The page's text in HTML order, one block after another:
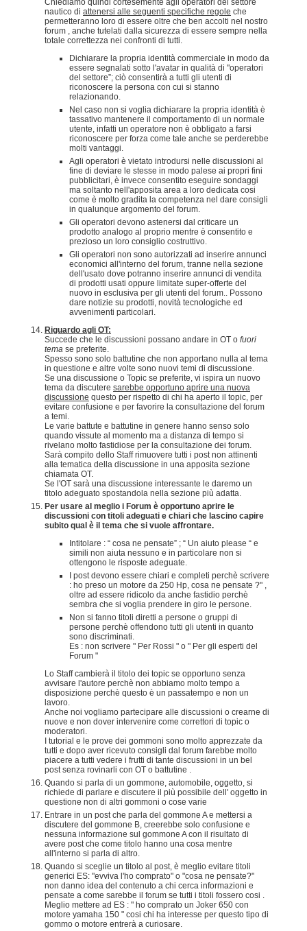
nautico di attenersi alle seguenti specifiche regole che
permetteranno loro di essere oltre che ben accolti nel nostro
forum , anche tutelati dalla sicurezza di essere sempre nella
totale correttezza nei confronti di tutti.
Dichiarare la propria identità commerciale in modo da
essere segnalati sotto l'avatar in qualità di "operatori
del settore”; ciò consentirà a tutti gli utenti di
riconoscere la persona con cui si stanno
relazionando.
Nel caso non si voglia dichiarare la propria identità è
tassativo mantenere il comportamento di un normale
utente, infatti un operatore non è obbligato a farsi
riconoscere per forza come tale anche se perderebbe
molti vantaggi.
Agli operatori è vietato introdursi nelle discussioni al
fine di deviare le stesse in modo palese ai propri fini
pubblicitari, è invece consentito eseguire sondaggi
ma soltanto nell'apposita area a loro dedicata cosi
come è molto gradita la competenza nel dare consigli
in qualunque argomento del forum.
Gli operatori devono astenersi dal criticare un
prodotto analogo al proprio mentre è consentito e
prezioso un loro consiglio costruttivo.
Gli operatori non sono autorizzati ad inserire annunci
economici all'interno del forum, tranne nella sezione
dell'usato dove potranno inserire annunci di vendita
di prodotti usati oppure limitate super-offerte del
nuovo in esclusiva per gli utenti del forum.. Possono
dare notizie su prodotti, novità tecnologiche ed
avvenimenti particolari.
Riguardo agli OT:
Succede che le discussioni possano andare in OT o fuori
tema se preferite.
Spesso sono solo battutine che non apportano nulla al tema
in questione e altre volte sono nuovi temi di discussione.
Se una discussione o Topic se preferite, vi ispira un nuovo
tema da discutere sarebbe opportuno aprire una nuova
discussione questo per rispetto di chi ha aperto il topic, per
evitare confusione e per favorire la consultazione del forum
a temi.
Le varie battute e battutine in genere hanno senso solo
quando vissute al momento ma a distanza di tempo si
rivelano molto fastidiose per la consultazione dei forum.
Sarà compito dello Staff rimuovere tutti i post non attinenti
alla tematica della discussione in una apposita sezione
chiamata OT.
Se l'OT sarà una discussione interessante le daremo un
titolo adeguato spostandola nella sezione più adatta.
Per usare al meglio i Forum è opportuno aprire le
discussioni con titoli adeguati e chiari che lascino capire
subito qual è il tema che si vuole affrontare.
Intitolare : “ cosa ne pensate” ; “ Un aiuto please “ e
simili non aiuta nessuno e in particolare non si
ottengono le risposte adeguate.
I post devono essere chiari e completi perchè scrivere
: ho preso un motore da 250 Hp, cosa ne pensate ?" ,
oltre ad essere ridicolo da anche fastidio perchè
sembra che si voglia prendere in giro le persone.
Non si fanno titoli diretti a persone o gruppi di
persone perchè offendono tutti gli utenti in quanto
sono discriminati.
Es : non scrivere " Per Rossi " o " Per gli esperti del
Forum "
Lo Staff cambierà il titolo dei topic se opportuno senza
avvisare l'autore perchè non abbiamo molto tempo a
disposizione perchè questo è un passatempo e non un
lavoro.
Anche noi vogliamo partecipare alle discussioni o crearne di
nuove e non dover intervenire come correttori di topic o
moderatori.
I tutorial e le prove dei gommoni sono molto apprezzate da
tutti e dopo aver ricevuto consigli dal forum farebbe molto
piacere a tutti vedere i frutti di tante discussioni in un bel
post senza rovinarli con OT o battutine .
Quando si parla di un gommone, automobile, oggetto, si
richiede di parlare e discutere il più possibile dell' oggetto in
questione non di altri gommoni o cose varie
Entrare in un post che parla del gommone A e mettersi a
discutere del gommone B, creerebbe solo confusione e
nessuna informazione sul gommone A con il risultato di
avere post che come titolo hanno una cosa mentre
all'interno si parla di altro.
Quando si sceglie un titolo al post, è meglio evitare titoli
generici ES: "evviva l'ho comprato" o "cosa ne pensate?"
non danno idea del contenuto a chi cerca informazioni e
pensate a come sarebbe il forum se tutti i titoli fossero cosi .
Meglio mettere ad ES : " ho comprato un Joker 650 con
motore yamaha 150 " cosi chi ha interesse per questo tipo di
gommo o motore entrerà a curiosare.